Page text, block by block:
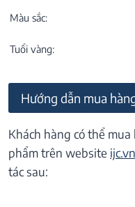
Màu sắc:
Tuổi vàng:
Hướng dẫn mua
Khách hàng có thể mua
phẩm trên website ijc.vn
tác sau: